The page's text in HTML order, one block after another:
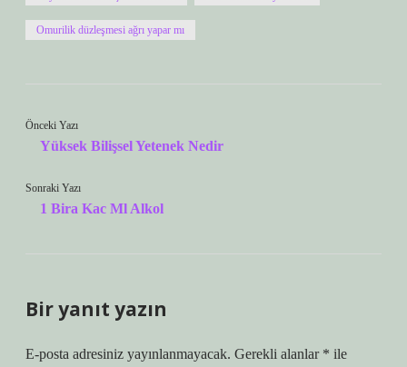
Omurilik düzleşmesi ağrı yapar mı
Önceki Yazı
Yüksek Bilişsel Yetenek Nedir
Sonraki Yazı
1 Bira Kac Ml Alkol
Bir yanıt yazın
E-posta adresiniz yayınlanmayacak. Gerekli alanlar * ile